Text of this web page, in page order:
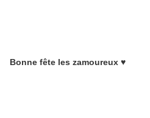
Bonne fête les zamoureux ♥